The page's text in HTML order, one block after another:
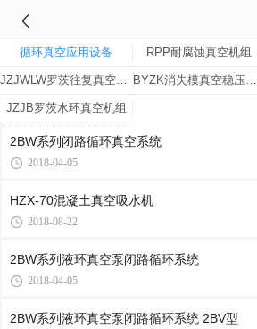
循环真空应用设备 RPP耐腐蚀真空机组
JZJWLW罗茨往复真空机组 BYZK消失模真空稳压系统
JZJB罗茨水环真空机组
2BW系列闭路循环真空系统
2018-04-05
HZX-70混凝土真空吸水机
2018-08-22
2BW系列液环真空泵闭路循环系统
2018-04-05
2BW系列液环真空泵闭路循环系统 2BV型